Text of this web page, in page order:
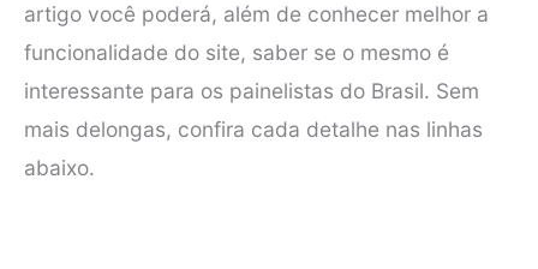
artigo você poderá, além de conhecer melhor a
funcionalidade do site, saber se o mesmo é
interessante para os painelistas do Brasil. Sem
mais delongas, confira cada detalhe nas linhas
abaixo.